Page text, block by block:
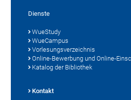
Dienste
WueStudy
WueCampus
Vorlesungsverzeichnis
Online-Bewerbung und Online-
Katalog der Bibliothek
Kontakt